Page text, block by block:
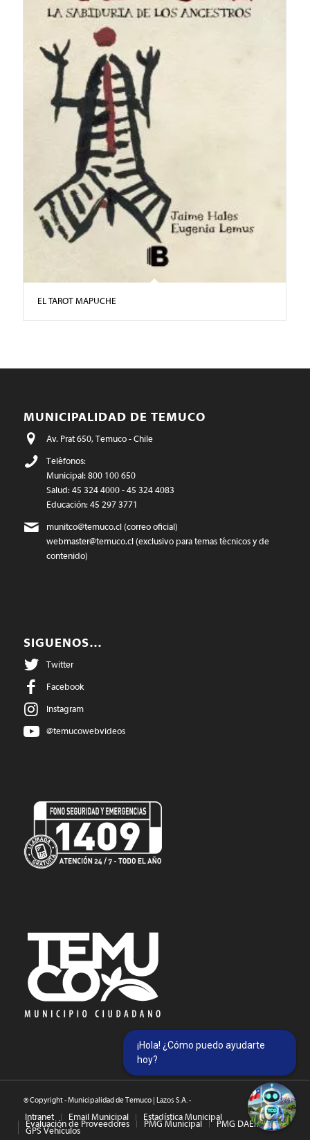
EL TAROT MAPUCHE
MUNICIPALIDAD DE TEMUCO
Av. Prat 650, Temuco - Chile
Teléfonos:
Municipal: 800 100 650
Salud: 45 324 4000 - 45 324 4083
Educación: 45 297 3771
munitco@temuco.cl(correo oficial)
webmaster@temuco.cl(exclusivo para temas técnicos y de
contenido)
SIGUENOS…
Twitter
Facebook
Instagram
@temucowebvideos
© Copyright - Municipalidad de Temuco | Lazos S.A. -
Intranet Email Municipal Estadística Municipal
Evaluación de Proveedores PMG Municipal PMG DAEM
GPS Vehículos
¡Hola! ¿Cómo puedo ayudarte
hoy?